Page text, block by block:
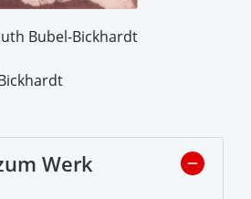
Bubel-Bickhardt
Werk